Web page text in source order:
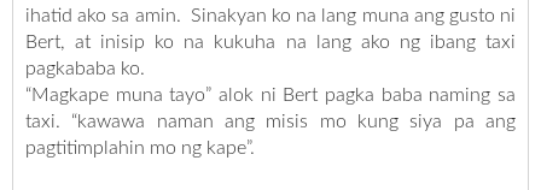
ihatid ako sa amin. Sinakyan ko na lang muna ang gusto ni
Bert, at inisip ko na kukuha na lang ako ng ibang taxi
pagkababa ko.
“Magkape muna tayo” alok ni Bert pagka baba naming sa
taxi. “kawawa naman ang misis mo kung siya pa ang
pagtitimplahin mo ng kape”.